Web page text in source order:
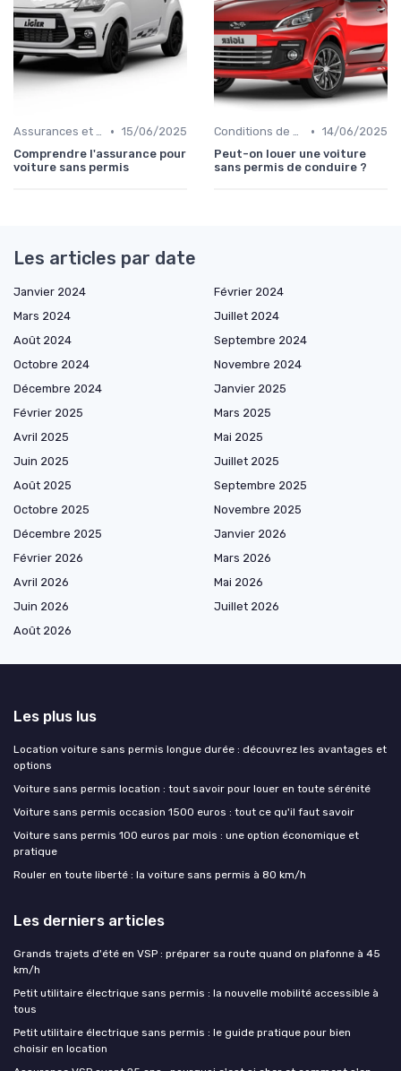
Assurances et Couvertures • 15/06/2025
Comprendre l'assurance pour
voiture sans permis
Conditions de Location • 14/06/2025
Peut-on louer une voiture
sans permis de conduire ?
Les articles par date
Janvier 2024
Février 2024
Mars 2024
Juillet 2024
Août 2024
Septembre 2024
Octobre 2024
Novembre 2024
Décembre 2024
Janvier 2025
Février 2025
Mars 2025
Avril 2025
Mai 2025
Juin 2025
Juillet 2025
Août 2025
Septembre 2025
Octobre 2025
Novembre 2025
Décembre 2025
Janvier 2026
Février 2026
Mars 2026
Avril 2026
Mai 2026
Juin 2026
Juillet 2026
Août 2026
Les plus lus
Location voiture sans permis longue durée : découvrez les avantages et
options
Voiture sans permis location : tout savoir pour louer en toute sérénité
Voiture sans permis occasion 1500 euros : tout ce qu'il faut savoir
Voiture sans permis 100 euros par mois : une option économique et
pratique
Rouler en toute liberté : la voiture sans permis à 80 km/h
Les derniers articles
Grands trajets d'été en VSP : préparer sa route quand on plafonne à 45
km/h
Petit utilitaire électrique sans permis : la nouvelle mobilité accessible à
tous
Petit utilitaire électrique sans permis : le guide pratique pour bien
choisir en location